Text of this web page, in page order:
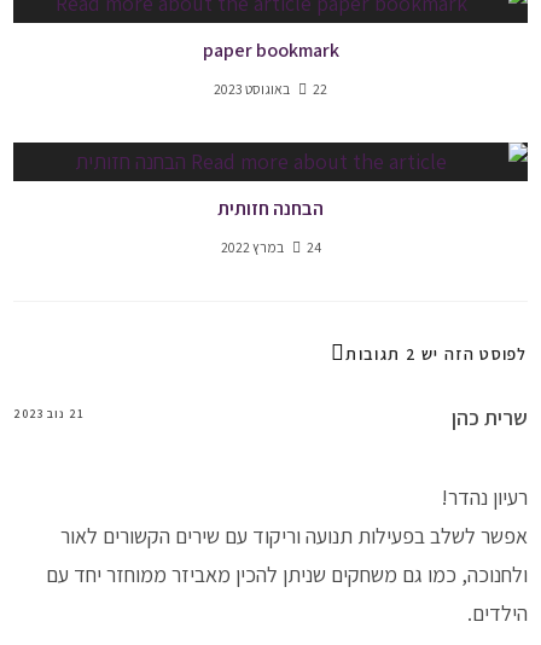
paper bookmark
22 באוגוסט 2023
הבחנה חזותית
24 במרץ 2022
לפוסט הזה יש 2 תגובות
שרית כהן 21 נוב 2023
רעיון נהדר!
אפשר לשלב בפעילות תנועה וריקוד עם שירים הקשורים לאור
ולחנוכה, כמו גם משחקים שניתן להכין מאביזר ממוחזר יחד עם
הילדים.